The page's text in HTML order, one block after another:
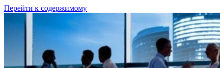
Перейти к содержимому